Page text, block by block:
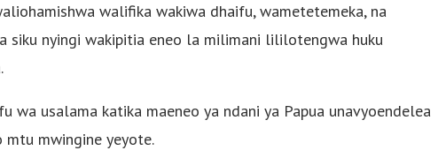
walifika wakiwa dhaifu, wametetemeka, na
siku nyingi wakipitia eneo la milimani lililotengwa huku
wa usalama katika maeneo ya ndani ya Papua unavyoendelea
mtu mwingine yeyote.